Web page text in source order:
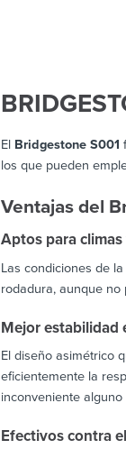
El Bridgestone S001
los que pueden
Ventajas del
Aptos para
Las condiciones de
rodadura, aunque
Mejor estabilidad
El diseño asimétrico
eficientemente la
inconveniente
Efectivos contra